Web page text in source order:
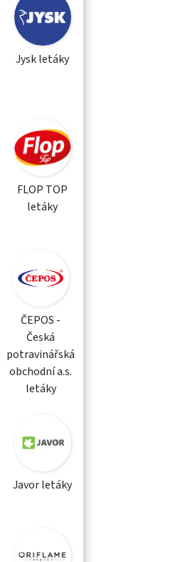
Jysk letáky
FLOP TOP
letáky
ČEPOS -
Česká
potravinářská
obchodní a.s.
letáky
Javor letáky